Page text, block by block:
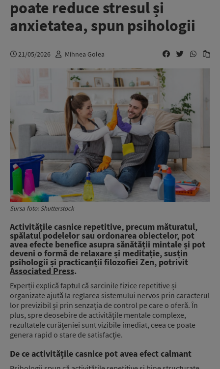
poate reduce stresul și
anxietatea, spun psihologii
21/05/2026 Mihnea Golea
Sursa foto: Shutterstock
Activitățile casnice repetitive, precum măturatul,
spălatul podelelor sau ordonarea obiectelor, pot
avea efecte benefice asupra sănătății mintale și pot
deveni o formă de relaxare și meditație, susțin
psihologii și practicanții filozofiei Zen, potrivit
Associated Press.
Experții explică faptul că sarcinile fizice repetitive și
organizate ajută la reglarea sistemului nervos prin caracterul
lor previzibil și prin senzația de control pe care o oferă. În
plus, spre deosebire de activitățile mentale complexe,
rezultatele curățeniei sunt vizibile imediat, ceea ce poate
genera rapid o stare de satisfacție.
De ce activitățile casnice pot avea efect calmant